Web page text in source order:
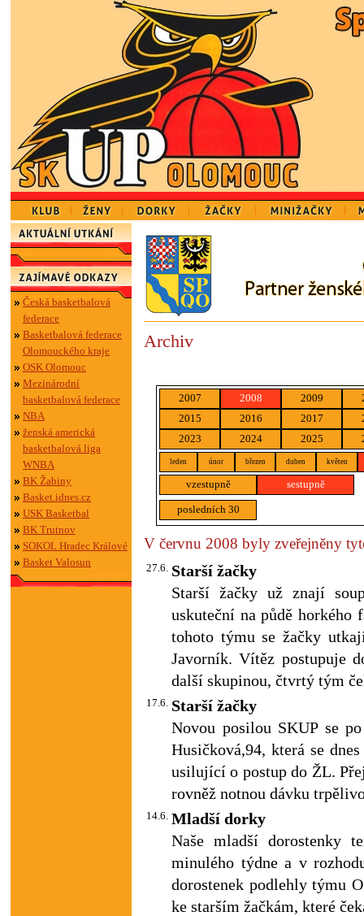
Česká basketbalová
federace
Basketbalová federace
Olomouckého kraje
OSK Olomouc
Mezinárodní
basketbalová federace
NBA
ženská americká
basketbalová liga
WNBA
BK Žabiny
Basket.idnes.cz
USK Basketbal
BK Trutnov
SOKOL Hradec Králové
Basket Valosun
Archiv
2007 2008 2009
2015
2016 2017
2023
2024 2025
leden únor březen duben květen
vzestupně sestupně
posledních 30
V červnu 2008 byly zveřejněny
27.6. Starší žačky
Starší žačky už znají
uskuteční na půdě horkého
tohoto týmu se žačky
Javorník. Vítěz postupuje
další skupinou, čtvrtý tým
17.6. Starší žačky
Novou posilou SKUP se
Husičková,94, která se
usilující o postup do ŽL.
rovněž notnou dávku
14.6. Mladší dorky
Naše mladší dorostenky
minulého týdne a v
dorostenek podlehly týmu
ke starším žačkám, které